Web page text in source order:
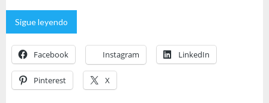
Sigue leyendo
Facebook Instagram LinkedIn
Pinterest X